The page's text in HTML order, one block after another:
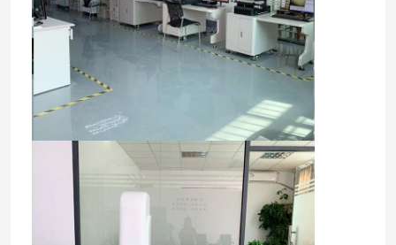
Kiểm soát chất lượng
Liên hệ với chúng tôi
Tin tức
Các trường hợp